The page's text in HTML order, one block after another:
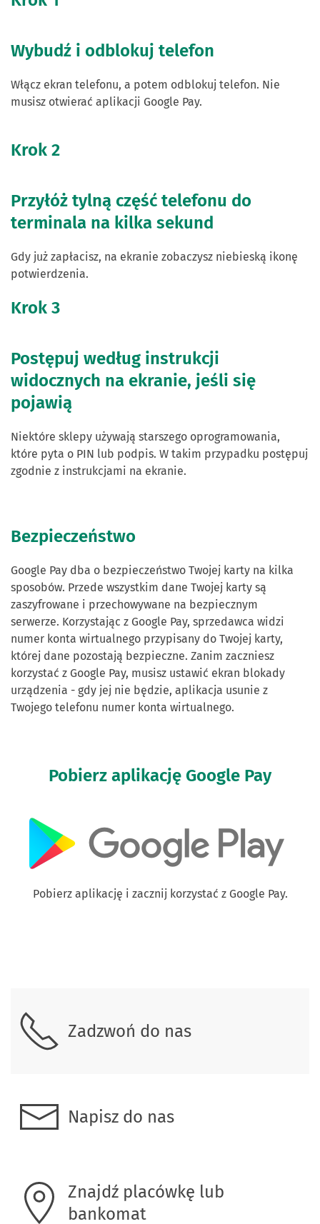
Wybudź i odblokuj telefon
Włącz ekran telefonu, a potem odblokuj telefon. Nie
musisz otwierać aplikacji Google Pay.
Krok 2
Przyłóż tylną część telefonu do
terminala na kilka sekund
Gdy już zapłacisz, na ekranie zobaczysz niebieską ikonę
potwierdzenia.
Krok 3
Postępuj według instrukcji
widocznych na ekranie, jeśli się
pojawią
Niektóre sklepy używają starszego oprogramowania,
które pyta o PIN lub podpis. W takim przypadku postępuj
zgodnie z instrukcjami na ekranie.
Bezpieczeństwo
Google Pay dba o bezpieczeństwo Twojej karty na kilka
sposobów. Przede wszystkim dane Twojej karty są
zaszyfrowane i przechowywane na bezpiecznym
serwerze. Korzystając z Google Pay, sprzedawca widzi
numer konta wirtualnego przypisany do Twojej karty,
której dane pozostają bezpieczne. Zanim zaczniesz
korzystać z Google Pay, musisz ustawić ekran blokady
urządzenia - gdy jej nie będzie, aplikacja usunie z
Twojego telefonu numer konta wirtualnego.
Pobierz aplikację Google Pay
Pobierz aplikację i zacznij korzystać z Google Pay.
Zadzwoń do nas
Napisz do nas
Znajdź placówkę lub
bankomat